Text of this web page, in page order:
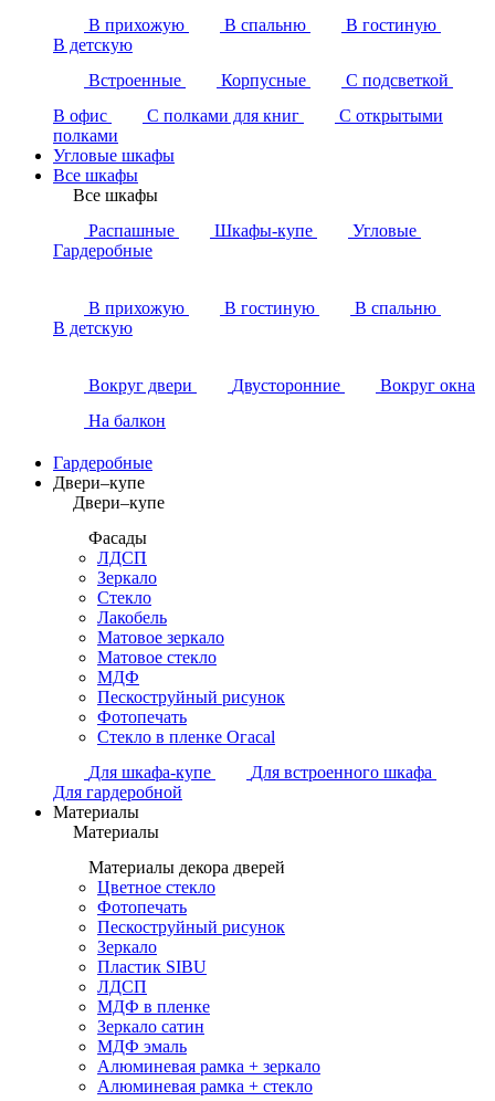
В прихожую
В спальню
В гостиную
В детскую
Встроенные
Корпусные
С подсветкой
В офис
С полками для книг
С открытыми
полками
Угловые шкафы
Все шкафы
Все шкафы
Распашные
Шкафы-купе
Угловые
Гардеробные
В прихожую В гостиную
В спальню
В детскую
Вокруг двери Двусторонние
Вокруг окна
На балкон
Гардеробные
Двери–купе
Двери–купе
Фасады
ЛДСП
Зеркало
Стекло
Лакобель
Матовое зеркало
Матовое стекло
МДФ
Пескоструйный рисунок
Фотопечать
Стекло в пленке Огасаl
Для шкафа-купе
Для встроенного шкафа
Для гардеробной
Материалы
Материалы
Материалы декора дверей
Цветное стекло
Фотопечать
Пескоструйный рисунок
Зеркало
Пластик SIBU
ЛДСП
МДФ в пленке
Зеркало сатин
МДФ эмаль
Алюминевая рамка + зеркало
Алюминевая рамка + стекло